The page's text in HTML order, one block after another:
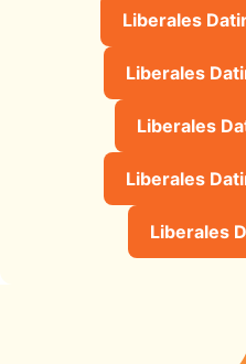
Liberales
Liberales
Liberales
Liberales
Liberales